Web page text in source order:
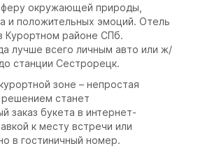
окружающей природы,
и положительных эмоций. Отель
Курортном районе СПб.
лучше всего личным авто или ж/
станции Сестрорецк.
зоне – непростая
станет
заказ букета в интернет-
к месту встречи или
в гостиничный номер.